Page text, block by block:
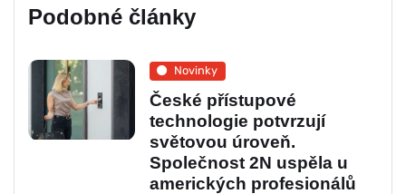
Podobné články
Novinky
České přístupové
technologie potvrzují
světovou úroveň.
Společnost 2N uspěla u
amerických profesionálů